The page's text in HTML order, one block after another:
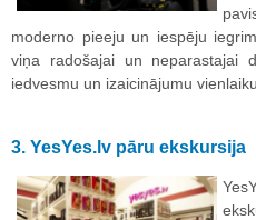
moderno pieeju un iespēju
viņa radošajai un neparastajai
iedvesmu un izaicinājumu
3. YesYes.lv pāru ekskursija